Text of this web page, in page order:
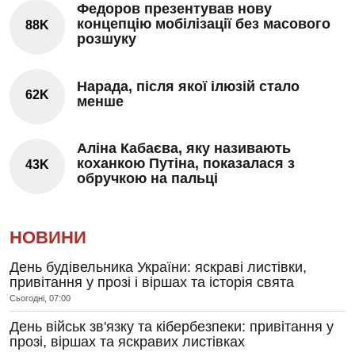
88K
Федоров презентував нову
концепцію мобілізації без масового
розшуку
62K
Нарада, після якої ілюзій стало
менше
43K
Аліна Кабаєва, яку називають
коханкою Путіна, показалася з
обручкою на пальці
НОВИНИ
День будівельника України: яскраві листівки,
привітання у прозі і віршах та історія свята
Сьогодні, 07:00
День військ зв'язку та кібербезпеки: привітання у
прозі, віршах та яскравих листівках